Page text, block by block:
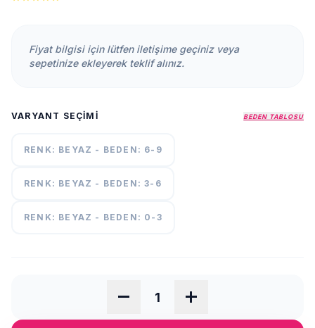
İLETİŞİM
ŞARTLARI
+90
55
Fiyat bilgisi için lütfen iletişime geçiniz veya
sepetinize ekleyerek teklif alınız.
VARYANT SEÇIMI BEDEN TABLOSU
RENK: BEYAZ - BEDEN: 6-9
RENK: BEYAZ - BEDEN: 3-6
RENK: BEYAZ - BEDEN: 0-3
remove add